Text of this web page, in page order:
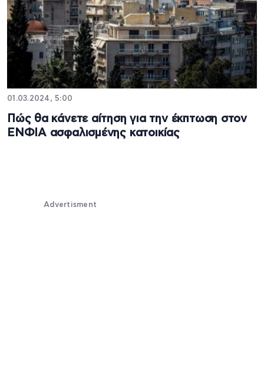
01.03.2024, 5:00
Πώς θα κάνετε αίτηση για την έκπτωση στον
ΕΝΦΙΑ ασφαλισμένης κατοικίας
Advertisment